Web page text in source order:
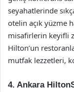
seyahatlerinde
otelin açık yüzme
misafirlerin keyifli
Hilton’un
mutfak lezzetleri,
4. Ankara